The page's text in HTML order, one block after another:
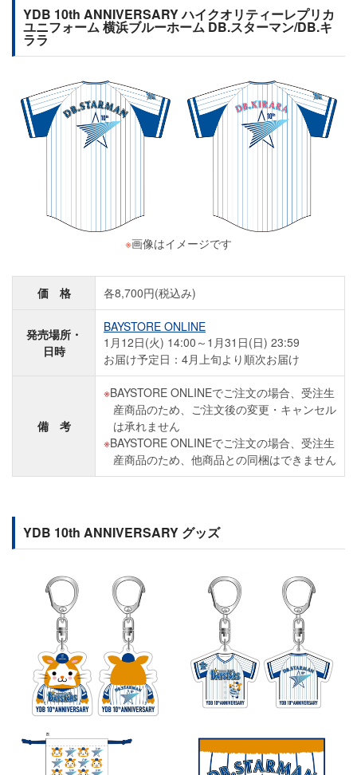
YDB 10th ANNIVERSARY ハイクオリティーレプリカ
ユニフォーム 横浜ブルーホーム DB.スターマン/DB.キ
ララ
※画像はイメージです
価 格 各8,700円(税込み)
発売場所・
日時
BAYSTORE ONLINE
1月12日(火) 14:00～1月31日(日) 23:59
お届け予定日：4月上旬より順次お届け
備 考
BAYSTORE ONLINEでご注文の場合、受注生
産商品のため、ご注文後の変更・キャンセル
は承れません
BAYSTORE ONLINEでご注文の場合、受注生
産商品のため、他商品との同梱はできません
YDB 10th ANNIVERSARY グッズ